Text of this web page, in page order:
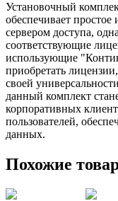
Установочный
обеспечивает
сервером доступа,
соответствующие
использующие
приобретать
своей
данный комплект
корпоративных
пользователей,
данных.
Похожие